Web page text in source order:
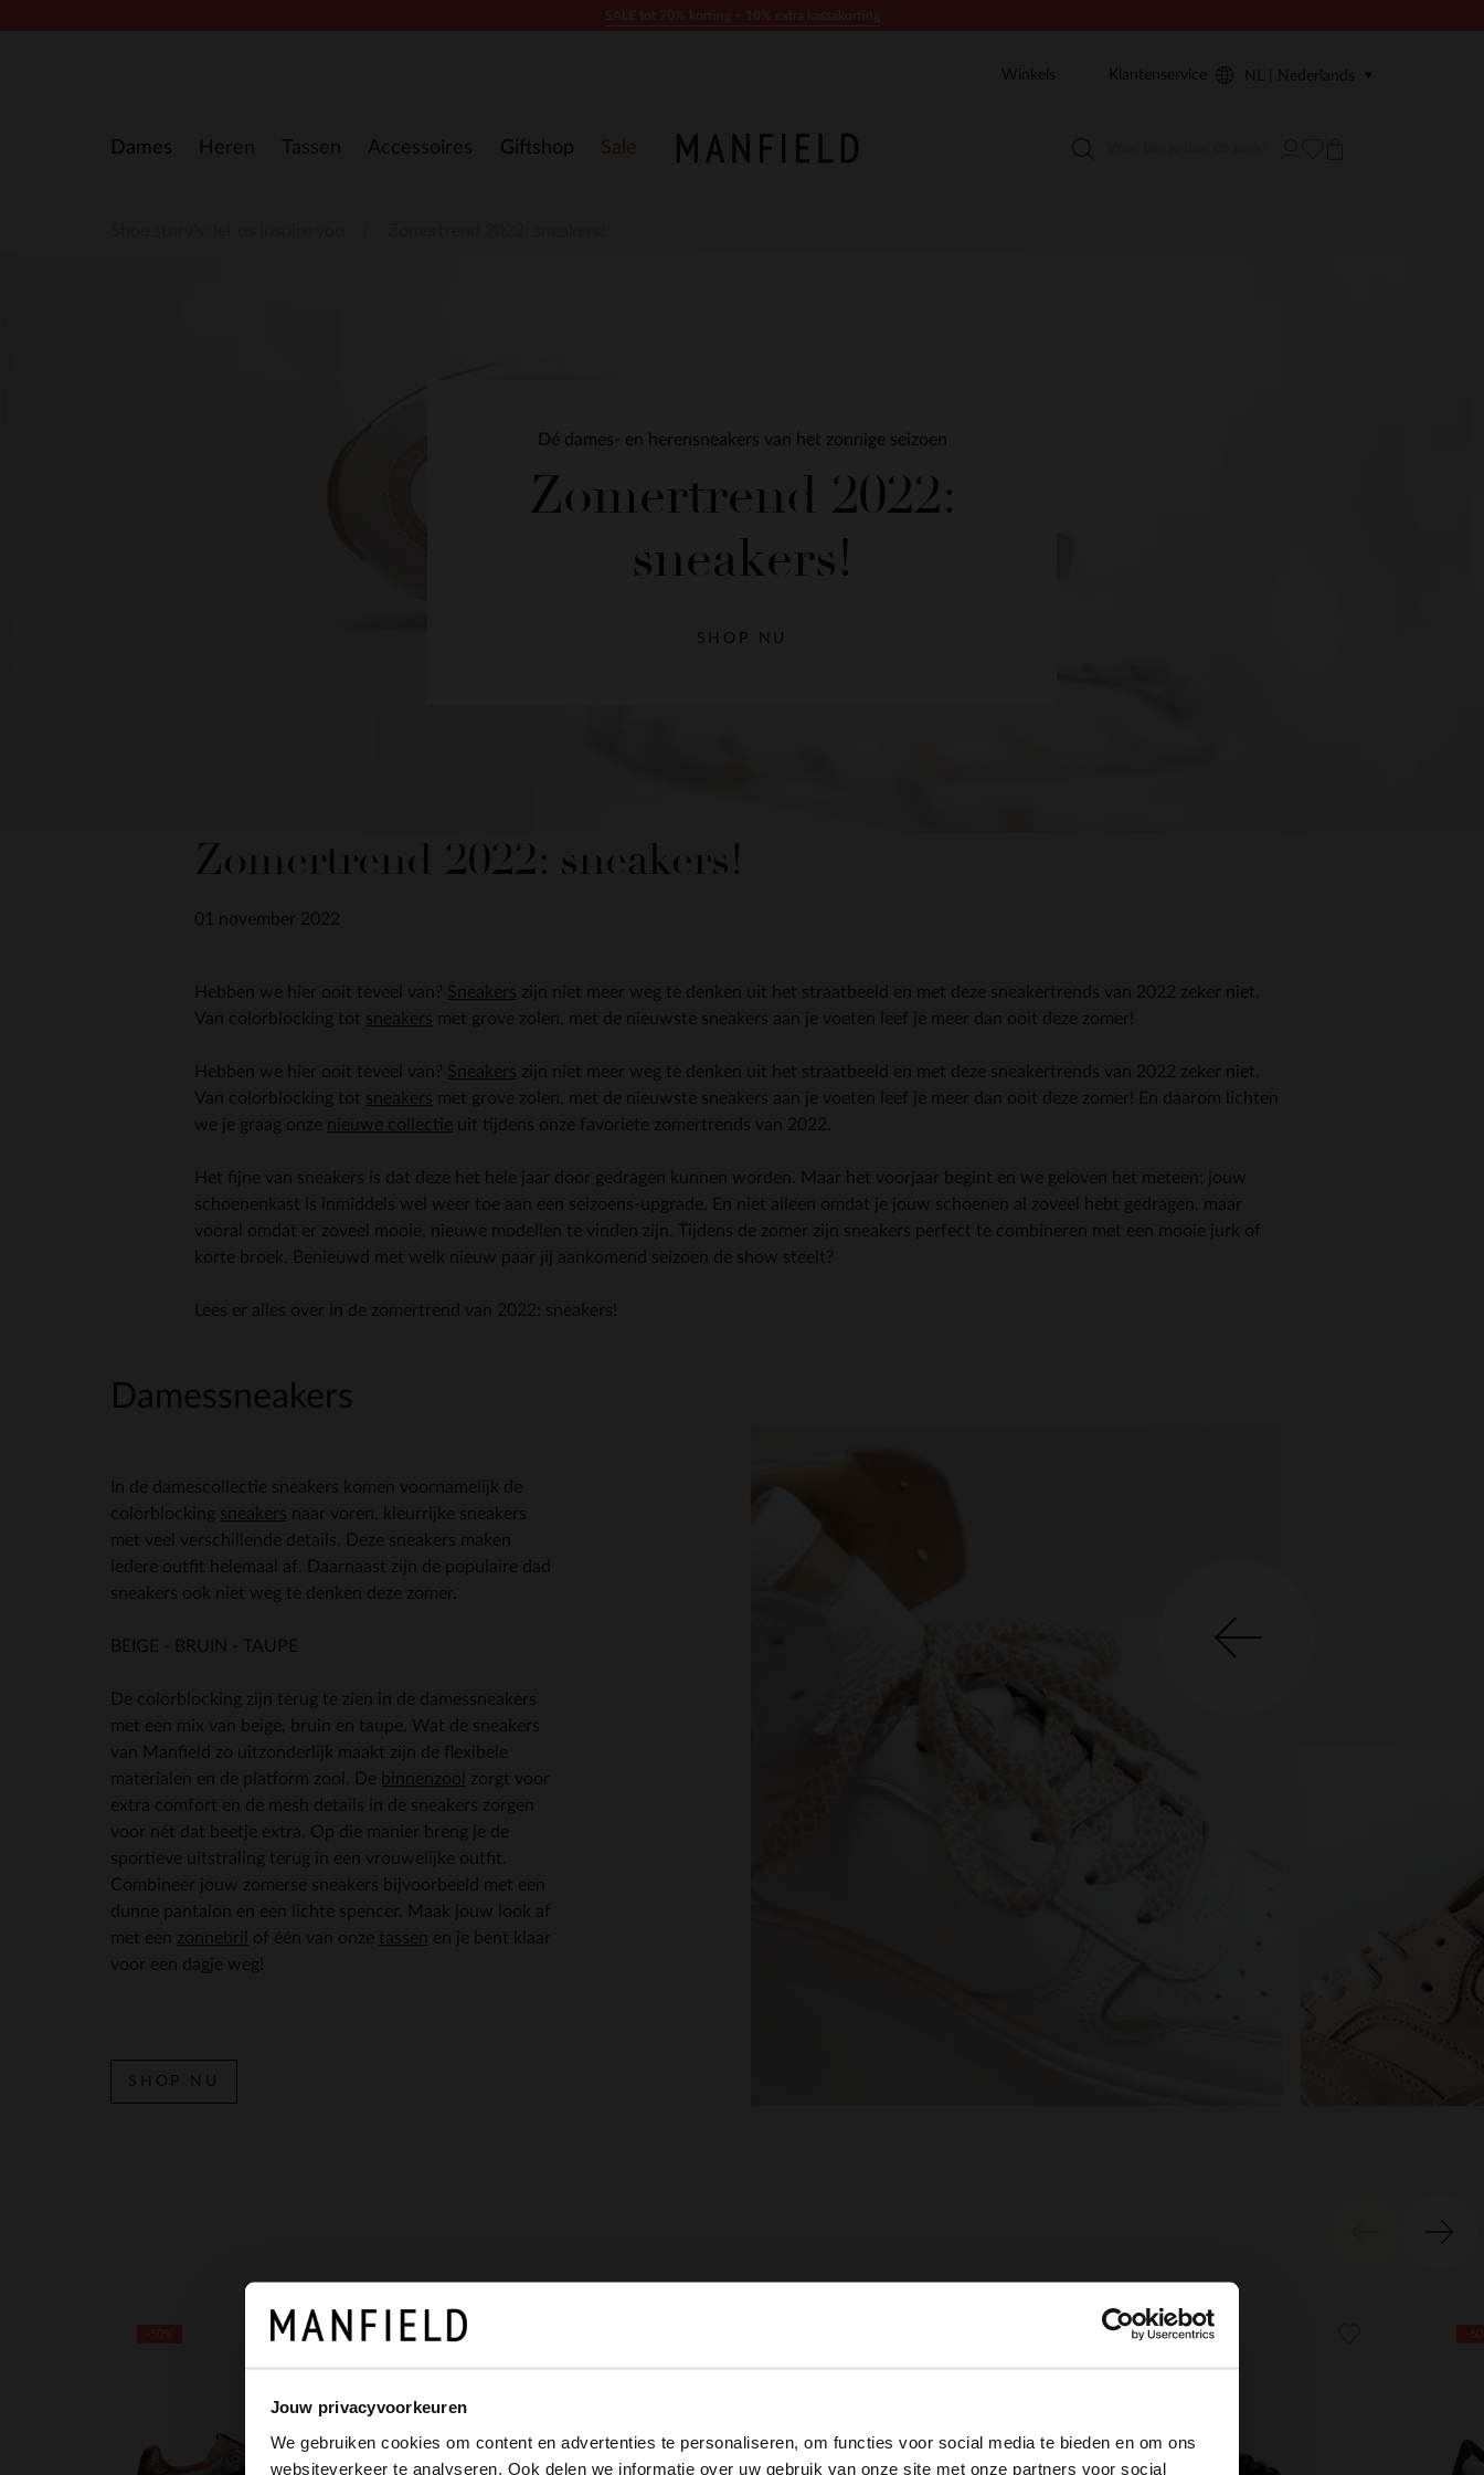
Jouw privacyvoorkeuren
We gebruiken cookies om content en advertenties te personaliseren, om functies voor social media te bieden en om ons
websiteverkeer te analyseren. Ook delen we informatie over uw gebruik van onze site met onze partners voor social
Dames Heren Tassen Accessoires Giftshop Sale
Winkels Klantenservice NL | Nederlands
Zomertrend 2022: sneakers!
01 november 2022
Hebben we hier ooit teveel van? Sneakers zijn niet meer weg te denken uit het straatbeeld en met deze sneakertrends van 2022 zeker niet.
Van colorblocking tot sneakers met grove zolen, met de nieuwste sneakers aan je voeten leef je meer dan ooit deze zomer!
Dé dames- en herensneakers van het zonnige seizoen
Zomertrend 2022:
sneakers!
SHOP NU
Hebben we hier ooit teveel van? Sneakers zijn niet meer weg te denken uit het straatbeeld en met deze sneakertrends van 2022 zeker niet.
Van colorblocking tot sneakers met grove zolen, met de nieuwste sneakers aan je voeten leef je meer dan ooit deze zomer! En daarom lichten
we je graag onze nieuwe collectie uit tijdens onze favoriete zomertrends van 2022.
Het fijne van sneakers is dat deze het hele jaar door gedragen kunnen worden. Maar het voorjaar begint en we geloven het meteen; jouw
schoenenkast is inmiddels wel weer toe aan een seizoens-upgrade. En niet alleen omdat je jouw schoenen al zoveel hebt gedragen, maar
vooral omdat er zoveel mooie, nieuwe modellen te vinden zijn. Tijdens de zomer zijn sneakers perfect te combineren met een mooie jurk of
korte broek. Benieuwd met welk nieuw paar jij aankomend seizoen de show steelt?
Lees er alles over in de zomertrend van 2022: sneakers!
Damessneakers
In de damescollectie sneakers komen voornamelijk de
colorblocking sneakers naar voren, kleurrijke sneakers
met veel verschillende details. Deze sneakers maken
iedere outfit helemaal af. Daarnaast zijn de populaire dad
sneakers ook niet weg te denken deze zomer.
BEIGE - BRUIN - TAUPE
De colorblocking zijn terug te zien in de damessneakers
met een mix van beige, bruin en taupe. Wat de sneakers
van Manfield zo uitzonderlijk maakt zijn de flexibele
materialen en de platform zool. De binnenzool
zorgt voor
extra comfort en de mesh details in de sneakers zorgen
voor nét dat beetje extra. Op die manier breng je de
sportieve uitstraling terug in een vrouwelijke outfit.
Combineer jouw zomerse sneakers bijvoorbeeld met een
dunne pantalon en een lichte spencer. Maak jouw look af
met een zonnebril of één van onze tassen en je bent klaar
voor een dagje weg!
SHOP NU
-30%
×
It looks like your language isn't Dutch. Would you like to